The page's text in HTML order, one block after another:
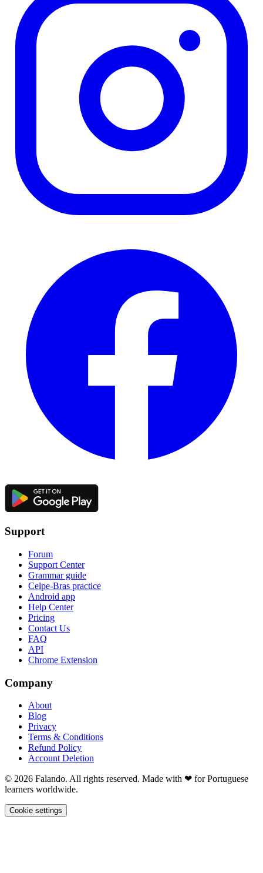
Support
Forum
Support Center
Grammar guide
Celpe-Bras practice
Android app
Help Center
Pricing
Contact Us
FAQ
API
Chrome Extension
Company
About
Blog
Privacy
Terms & Conditions
Refund Policy
Account Deletion
© 2026 Falando. All rights reserved. Made with ❤ for Portuguese
learners worldwide.
Cookie settings